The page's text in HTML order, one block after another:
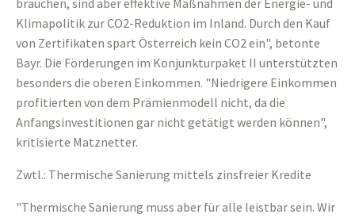
brauchen, sind aber effektive Maßnahmen der Energie- und
Klimapolitik zur CO2-Reduktion im Inland. Durch den Kauf
von Zertifikaten spart Österreich kein CO2 ein", betonte
Bayr. Die Förderungen im Konjunkturpaket II unterstützten
besonders die oberen Einkommen. "Niedrigere Einkommen
profitierten von dem Prämienmodell nicht, da die
Anfangsinvestitionen gar nicht getätigt werden können",
kritisierte Matznetter.
Zwtl.: Thermische Sanierung mittels zinsfreier Kredite
"Thermische Sanierung muss aber für alle leistbar sein. Wir